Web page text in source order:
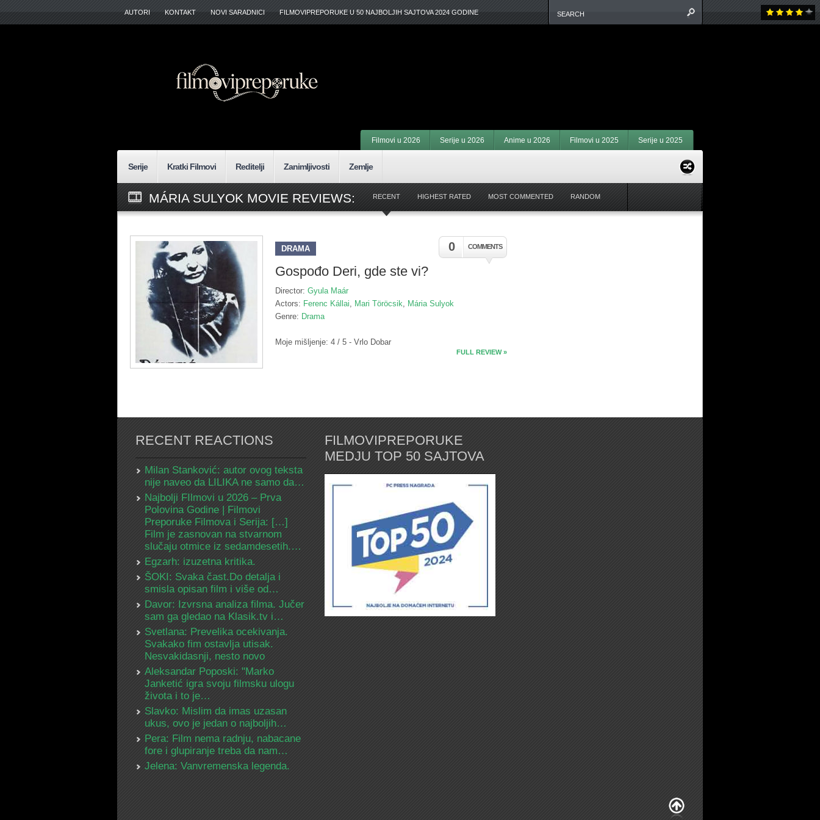
AUTORI KONTAKT NOVI SARADNICI FILMOVIPREPORUKE U 50 NAJBOLJIH SAJTOVA 2024 GODINE
Filmovi u 2026 Serije u 2026 Anime u 2026 Filmovi u 2025 Serije u 2025
Serije Kratki Filmovi Reditelji Zanimljivosti Zemlje
MÁRIA SULYOK MOVIE REVIEWS: RECENT HIGHEST RATED MOST COMMENTED RANDOM
0 COMMENTS
DRAMA
Gospođo Deri, gde ste vi?
Director: Gyula Maár
Actors: Ferenc Kállai, Mari Töröcsik, Mária Sulyok
Genre: Drama
Moje mišljenje: 4 / 5 - Vrlo Dobar
FULL REVIEW »
RECENT REACTIONS
Milan Stanković: autor ovog teksta
nije naveo da LILIKA ne samo da…
Najbolji FIlmovi u 2026 – Prva
Polovina Godine | Filmovi
Preporuke Filmova i Serija: […]
Film je zasnovan na stvarnom
slučaju otmice iz sedamdesetih.…
Egzarh: izuzetna kritika.
ŠOKI: Svaka čast.Do detalja i
smisla opisan film i više od…
Davor: Izvrsna analiza filma. Jučer
sam ga gledao na Klasik.tv i…
Svetlana: Prevelika ocekivanja.
Svakako fim ostavlja utisak.
Nesvakidasnji, nesto novo
Aleksandar Poposki: "Marko
Janketić igra svoju filmsku ulogu
života i to je…
Slavko: Mislim da imas uzasan
ukus, ovo je jedan o najboljih…
Pera: Film nema radnju, nabacane
fore i glupiranje treba da nam…
Jelena: Vanvremenska legenda.
FILMOVIPREPORUKE
MEDJU TOP 50 SAJTOVA